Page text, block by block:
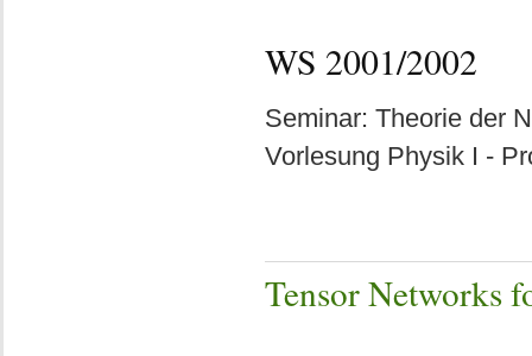
WS 2001/2002
Seminar: Theorie der
Vorlesung Physik I -
Tensor Networks